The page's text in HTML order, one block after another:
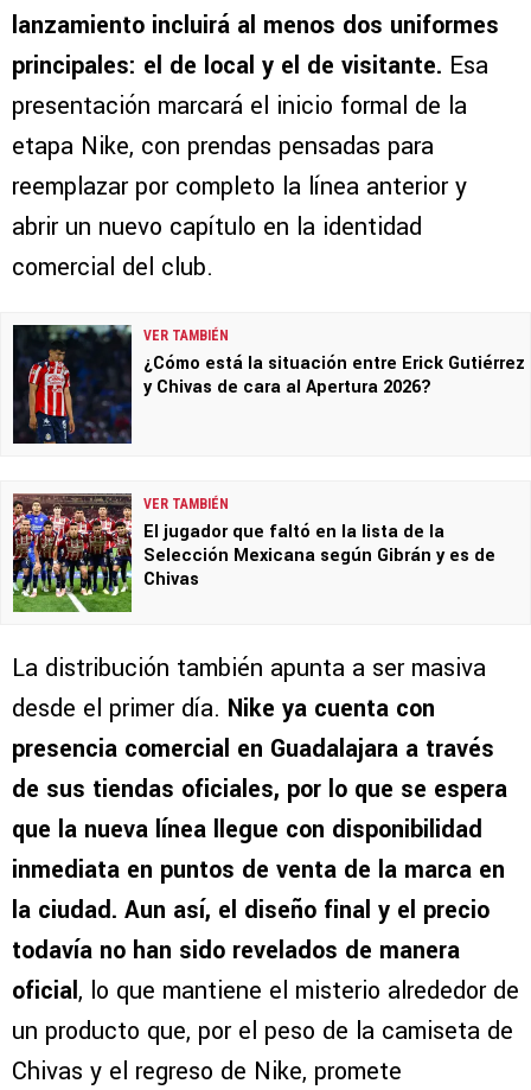
lanzamiento incluirá al menos dos uniformes
principales: el de local y el de visitante. Esa
presentación marcará el inicio formal de la
etapa Nike, con prendas pensadas para
reemplazar por completo la línea anterior y
abrir un nuevo capítulo en la identidad
comercial del club.
VER TAMBIÉN
¿Cómo está la situación entre Erick Gutiérrez
y Chivas de cara al Apertura 2026?
VER TAMBIÉN
El jugador que faltó en la lista de la
Selección Mexicana según Gibrán y es de
Chivas
La distribución también apunta a ser masiva
desde el primer día. Nike ya cuenta con
presencia comercial en Guadalajara a través
de sus tiendas oficiales, por lo que se espera
que la nueva línea llegue con disponibilidad
inmediata en puntos de venta de la marca en
la ciudad. Aun así, el diseño final y el precio
todavía no han sido revelados de manera
oficial, lo que mantiene el misterio alrededor de
un producto que, por el peso de la camiseta de
Chivas y el regreso de Nike, promete